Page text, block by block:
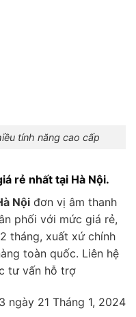
tính năng cao cấp
rẻ nhất tại Hà Nội.
Nội đơn vị âm thanh
phối với mức giá rẻ,
tháng, xuất xứ chính
toàn quốc. Liên hệ
tư vấn hỗ trợ
ngày 21 Tháng 1, 2024